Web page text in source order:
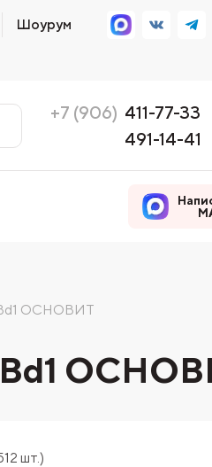
Шоурум
+7 (906) 411-77-33
491-14-41
ОСНОВИТ
шт.)